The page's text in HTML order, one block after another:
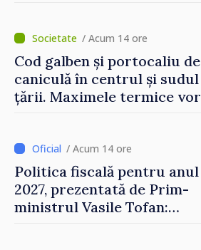
/ Acum 14 ore
Cod galben și portocaliu de
caniculă în centrul și sudul
țării. Maximele termice vor
/ Acum 14 ore
Politica fiscală pentru anul
2027, prezentată de Prim-
ministrul Vasile Tofan: